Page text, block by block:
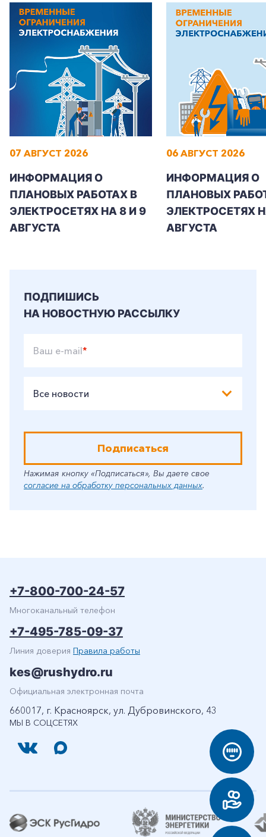
+7-800-700-24-57
Заказать обратный звонок
Частным клиентам
07 АВГУСТ 2026
ИНФОРМАЦИЯ О
ПЛАНОВЫХ РАБОТАХ В
ЭЛЕКТРОСЕТЯХ НА 8 И 9
АВГУСТА
06 АВГУСТ 2026
ИНФОРМАЦИЯ О
ПЛАНОВЫХ
ЭЛЕКТРОСЕТЯХ
АВГУСТА
ПОДПИШИСЬ
НА НОВОСТНУЮ РАССЫЛКУ
Ваш e-mail*
Все новости
Подписаться
Нажимая кнопку «Подписаться», Вы даете свое
согласие на обработку персональных данных.
МЫ В СОЦСЕТЯХ
+7-800-700-24-57
Многоканальный телефон
+7-495-785-09-37
Линия доверия Правила работы
kes@rushydro.ru
Официальная электронная почта
660017, г. Красноярск, ул. Дубровинского, 43